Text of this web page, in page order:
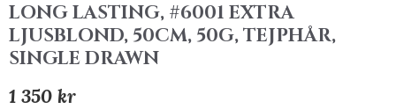
LONG LASTING, #6001 EXTRA
LJUSBLOND, 50CM, 50G, TEJPHÅR,
SINGLE DRAWN
1 350 kr